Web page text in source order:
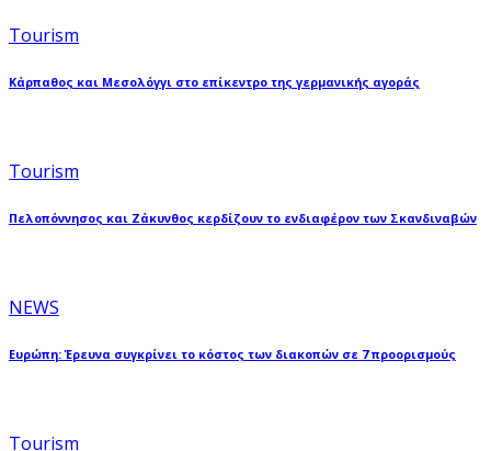
Tourism
Κάρπαθος και Μεσολόγγι στο επίκεντρο της γερμανικής αγοράς
Tourism
Πελοπόννησος και Ζάκυνθος κερδίζουν το ενδιαφέρον των Σκανδιναβών
NEWS
Ευρώπη: Έρευνα συγκρίνει το κόστος των διακοπών σε 7 προορισμούς
Tourism